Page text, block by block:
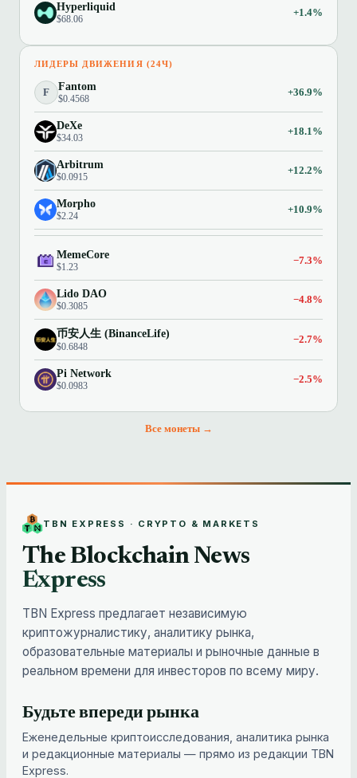
Hyperliquid
$68.06
+1.4%
ЛИДЕРЫ ДВИЖЕНИЯ (24Ч)
F Fantom
$0.4568
+36.9%
DeXe
$34.03
+18.1%
Arbitrum
$0.0915
+12.2%
Morpho
$2.24
+10.9%
MemeCore
$1.23
−7.3%
Lido DAO
$0.3085
−4.8%
币安人生 (BinanceLife)
$0.6848
−2.7%
Pi Network
$0.0983
−2.5%
Все монеты →
TBN EXPRESS · CRYPTO & MARKETS
The Blockchain News
Express
TBN Express предлагает независимую
криптожурналистику, аналитику рынка,
образовательные материалы и рыночные данные в
реальном времени для инвесторов по всему миру.
Будьте впереди рынка
Еженедельные криптоисследования, аналитика рынка
и редакционные материалы — прямо из редакции TBN
Express.